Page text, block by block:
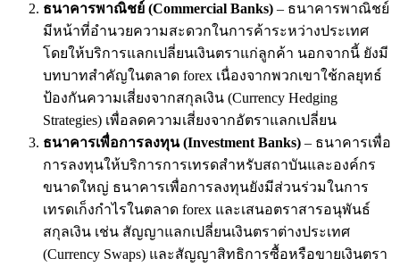
ธนาคารพาณิชย์ (Commercial Banks) – ธนาคารพาณิชย์
มีหน้าที่อำนวยความสะดวกในการค้าระหว่างประเทศ
โดยให้บริการแลกเปลี่ยนเงินตราแก่ลูกค้า นอกจากนี้ ยังมี
บทบาทสำคัญในตลาด forex เนื่องจากพวกเขาใช้กลยุทธ์
ป้องกันความเสี่ยงจากสกุลเงิน (Currency Hedging
Strategies) เพื่อลดความเสี่ยงจากอัตราแลกเปลี่ยน
ธนาคารเพื่อการลงทุน(Investment Banks) – ธนาคารเพื่อ
การลงทุนให้บริการการเทรดสำหรับสถาบันและองค์กร
ขนาดใหญ่ ธนาคารเพื่อการลงทุนยังมีส่วนร่วมในการ
เทรดเก็งกำไรในตลาด forex และเสนอตราสารอนุพันธ์
สกุลเงิน เช่น สัญญาแลกเปลี่ยนเงินตราต่างประเทศ
(Currency Swaps) และสัญญาสิทธิการซื้อหรือขายเงินตรา